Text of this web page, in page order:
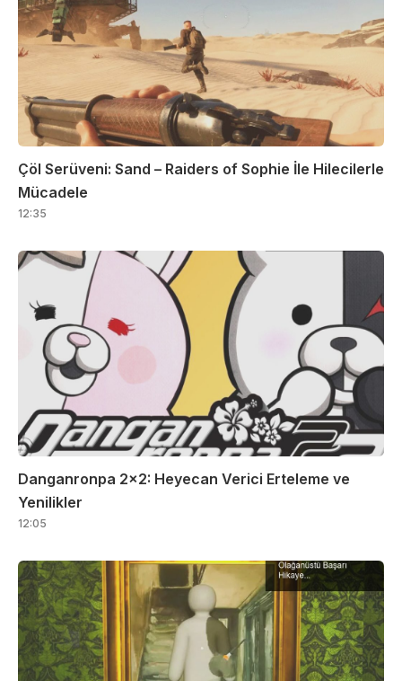
Çöl Serüveni: Sand – Raiders of Sophie İle Hilecilerle
Mücadele
12:35
Danganronpa 2×2: Heyecan Verici Erteleme ve
Yenilikler
12:05